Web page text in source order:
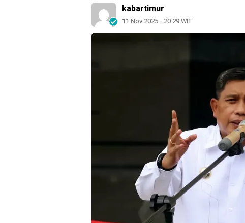
kabartimur
11 Nov 2025 - 20:29 WIT